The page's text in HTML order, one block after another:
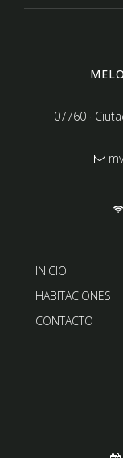
07760 ·
INICIO
HABITACIONES
CONTACTO